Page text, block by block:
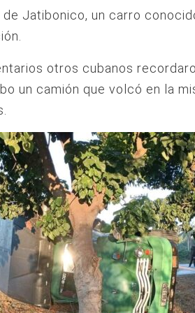
Jatibonico, un carro
otros cubanos
un camión que volcó en la